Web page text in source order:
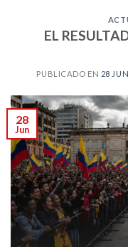
EL
PUBLICADO EN 28
28
Jun